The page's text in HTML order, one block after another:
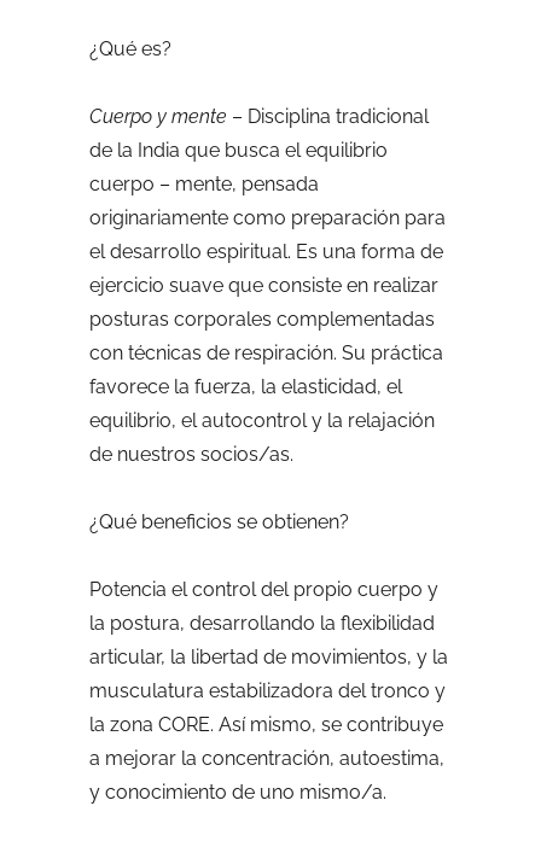
¿Qué es?
Cuerpo y mente – Disciplina tradicional
de la India que busca el equilibrio
cuerpo – mente, pensada
originariamente como preparación para
el desarrollo espiritual. Es una forma de
ejercicio suave que consiste en realizar
posturas corporales complementadas
con técnicas de respiración. Su práctica
favorece la fuerza, la elasticidad, el
equilibrio, el autocontrol y la relajación
de nuestros socios/as.
¿Qué beneficios se obtienen?
Potencia el control del propio cuerpo y
la postura, desarrollando la flexibilidad
articular, la libertad de movimientos, y la
musculatura estabilizadora del tronco y
la zona CORE. Así mismo, se contribuye
a mejorar la concentración, autoestima,
y conocimiento de uno mismo/a.